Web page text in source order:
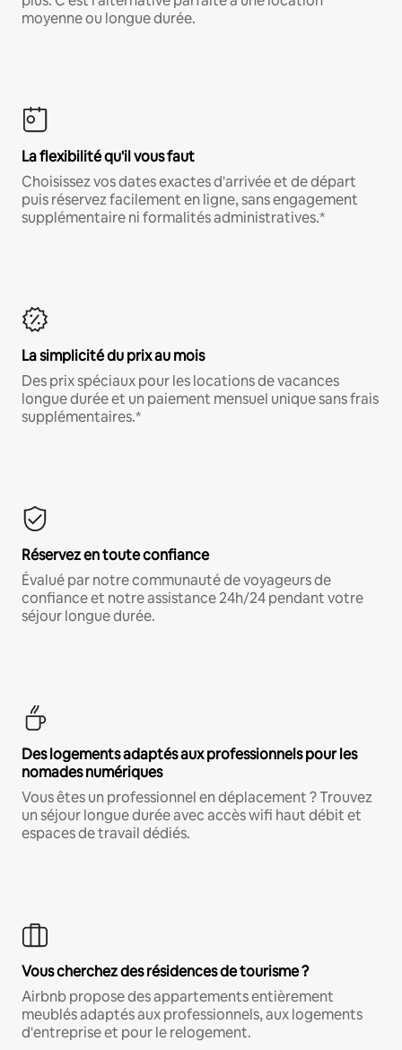
moyenne ou longue durée.
La flexibilité qu'il vous faut
Choisissez vos dates exactes d'arrivée et de départ
puis réservez facilement en ligne, sans engagement
supplémentaire ni formalités administratives.*
La simplicité du prix au mois
Des prix spéciaux pour les locations de vacances
longue durée et un paiement mensuel unique sans frais
supplémentaires.*
Réservez en toute confiance
Évalué par notre communauté de voyageurs de
confiance et notre assistance 24h/24 pendant votre
séjour longue durée.
Des logements adaptés aux professionnels pour les
nomades numériques
Vous êtes un professionnel en déplacement ? Trouvez
un séjour longue durée avec accès wifi haut débit et
espaces de travail dédiés.
Vous cherchez des résidences de tourisme ?
Airbnb propose des appartements entièrement
meublés adaptés aux professionnels, aux logements
d'entreprise et pour le relogement.